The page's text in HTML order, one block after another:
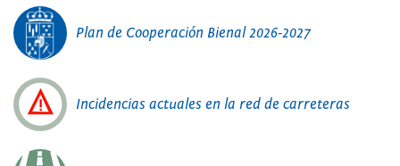
Plan de Cooperación Bienal 2026-2027
Incidencias actuales en la red de carreteras